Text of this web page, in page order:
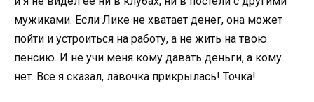
мужиками. Если Лике не хватает денег, она может
пойти и устроиться на работу, а не жить на твою
пенсию. И не учи меня кому давать деньги, а кому
нет. Все я сказал, лавочка прикрылась! Точка!